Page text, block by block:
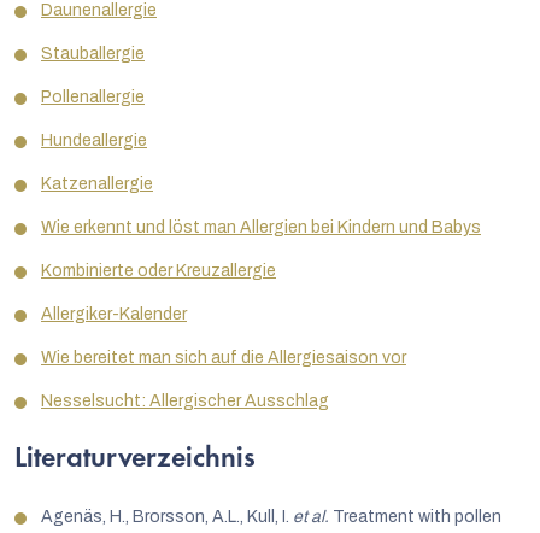
Daunenallergie
Stauballergie
Pollenallergie
Hundeallergie
Katzenallergie
Wie erkennt und löst man Allergien bei Kindern und Babys
Kombinierte oder Kreuzallergie
Allergiker-Kalender
Wie bereitet man sich auf die Allergiesaison vor
Nesselsucht: Allergischer Ausschlag
Literaturverzeichnis
Agenäs, H., Brorsson, A.L., Kull, I. et al. Treatment with pollen